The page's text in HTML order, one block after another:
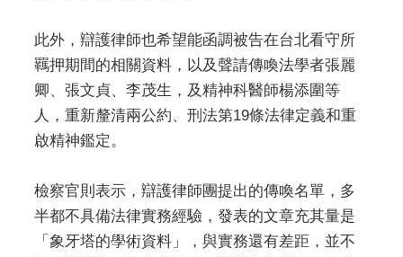
此外，辯護律師也希望能函調被告在台北看守所
羈押期間的相關資料，以及聲請傳喚法學者張麗
卿、張文貞、李茂生，及精神科醫師楊添圍等
人，重新釐清兩公約、刑法第19條法律定義和重
啟精神鑑定。
檢察官則表示，辯護律師團提出的傳喚名單，多
半都不具備法律實務經驗，發表的文章充其量是
「象牙塔的學術資料」，與實務還有差距，並不